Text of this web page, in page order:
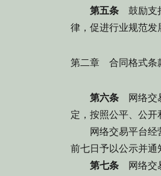
第五条 鼓励支
律，促进行业规范发
第二章 合同格式条
第六条 网络交
定，按照公平、公开
网络交易平台经营
前七日予以公示并通
第七条 网络交